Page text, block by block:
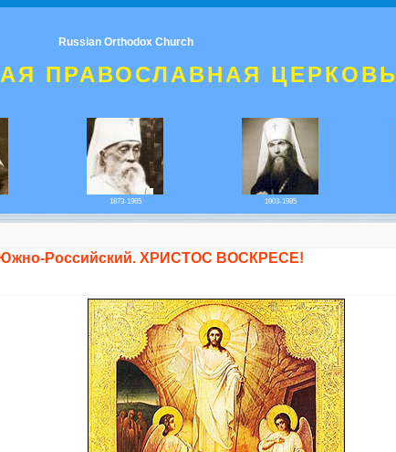
Russian Orthodox Church
ПРАВОСЛАВНАЯ ЦЕРКОВЬ
1873-1965 1903-1985
Южно-Российский. ХРИСТОС ВОСКРЕСЕ!